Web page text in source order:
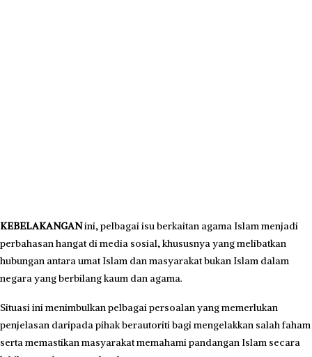
KEBELAKANGANini, pelbagai isu berkaitan agama Islam menjadi
perbahasan hangat di media sosial, khususnya yang melibatkan
hubungan antara umat Islam dan masyarakat bukan Islam dalam
negara yang berbilang kaum dan agama.
Situasi ini menimbulkan pelbagai persoalan yang memerlukan
penjelasan daripada pihak berautoriti bagi mengelakkan salah faham
serta memastikan masyarakat memahami pandangan Islam secara